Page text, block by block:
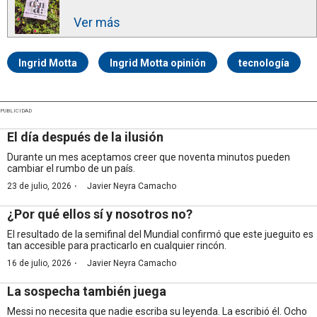
Ver más
Ingrid Motta Ingrid Motta opinión tecnología
PUBLICIDAD
El día después de la ilusión
Durante un mes aceptamos creer que noventa minutos pueden
cambiar el rumbo de un país.
23 de julio, 2026 · Javier Neyra Camacho
¿Por qué ellos sí y nosotros no?
El resultado de la semifinal del Mundial confirmó que este jueguito es
tan accesible para practicarlo en cualquier rincón.
16 de julio, 2026 · Javier Neyra Camacho
La sospecha también juega
Messi no necesita que nadie escriba su leyenda. La escribió él. Ocho